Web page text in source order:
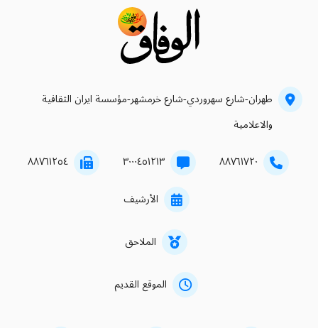
طهران-شارع سهروردي-شارع خرمشهر-مؤسسة ايران الثقافية
والاعلامية
۸۸۷٦۱۷۲۰ ۳۰۰۰٤٥۱۲۱۳ ۸۸۷٦۱۲٥٤
الأرشيف
الملاحق
الموقع القديم